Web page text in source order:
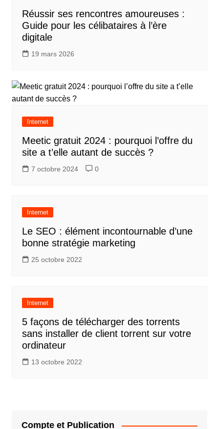
Réussir ses rencontres amoureuses :
Guide pour les célibataires à l’ère
digitale
19 mars 2026
Internet
Meetic gratuit 2024 : pourquoi l’offre du
site a t’elle autant de succès ?
7 octobre 2024 0
Internet
Le SEO : élément incontournable d’une
bonne stratégie marketing
25 octobre 2022
Internet
5 façons de télécharger des torrents
sans installer de client torrent sur votre
ordinateur
13 octobre 2022
Compte et Publication